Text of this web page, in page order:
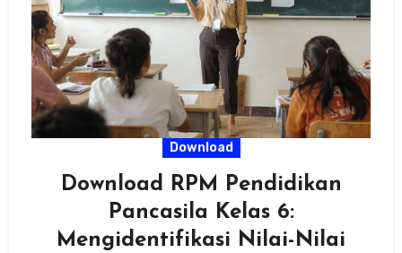
Download
Download RPM Pendidikan
Pancasila Kelas 6:
Mengidentifikasi Nilai-Nilai